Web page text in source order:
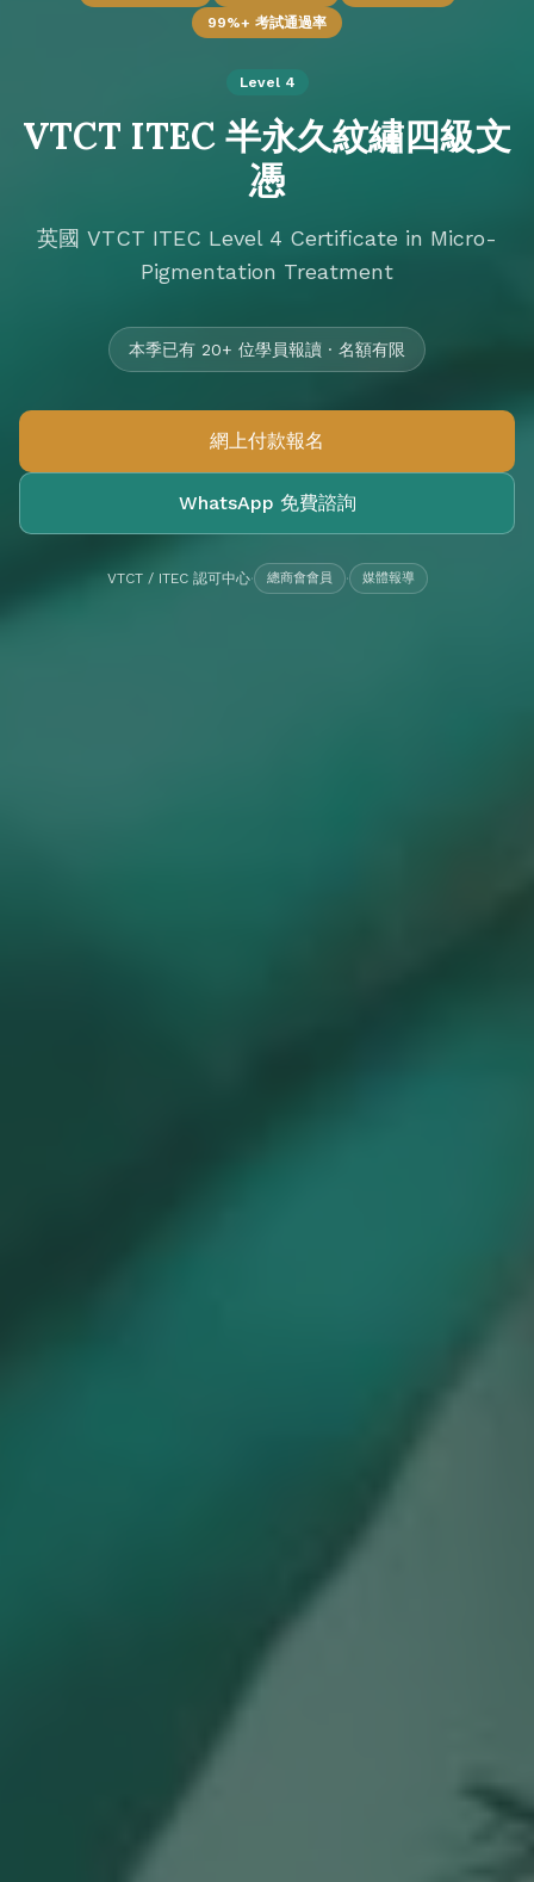
99%+ 考試通過率
Level 4
VTCT ITEC 半永久紋繡四級文
憑
英國 VTCT ITEC Level 4 Certificate in Micro-
Pigmentation Treatment
本季已有 20+ 位學員報讀 · 名額有限
網上付款報名
WhatsApp 免費諮詢
VTCT / ITEC 認可中心· 總商會會員 · 媒體報導